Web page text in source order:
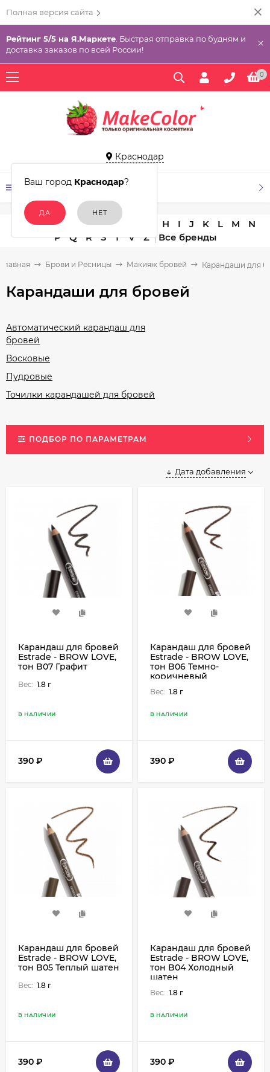
Полная версия сайта
Рейтинг 5/5 на Я.Маркете . Быстрая отправка по будням и
доставка заказов по всей России!
×
0
Краснодар
Ваш город Краснодар?
КАТАЛОГ ТОВАРОВ
A C D E H I J K L M
N
P
Q R S T V Z
Главная Брови и Ресницы Макияж бровей Карандаши для
Карандаши для бровей
Автоматический карандаш для
бровей
Восковые
Пудровые
Точилки карандашей для бровей
ПОДБОР ПО ПАРАМЕТРАМ
Дата добавления
Карандаш для бровей
Estrade - BROW LOVE,
тон B07 Графит
Вес: 1.8 г
В НАЛИЧИИ
390 ₽
Карандаш для бровей
Estrade - BROW LOVE,
тон B06 Темно-
коричневый
Вес: 1.8 г
В НАЛИЧИИ
390 ₽
Карандаш для бровей
Estrade - BROW LOVE,
тон B05 Теплый шатен
Вес: 1.8 г
В НАЛИЧИИ
390 ₽
Карандаш для бровей
Estrade - BROW LOVE,
тон B04 Холодный
шатен
Вес: 1.8 г
В НАЛИЧИИ
390 ₽